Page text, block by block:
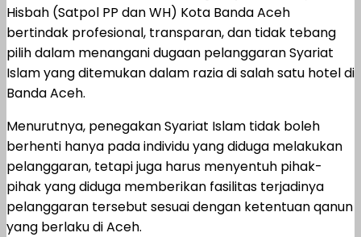
Hisbah (Satpol PP dan WH) Kota Banda Aceh
bertindak profesional, transparan, dan tidak tebang
pilih dalam menangani dugaan pelanggaran Syariat
Islam yang ditemukan dalam razia di salah satu hotel di
Banda Aceh.
Menurutnya, penegakan Syariat Islam tidak boleh
berhenti hanya pada individu yang diduga melakukan
pelanggaran, tetapi juga harus menyentuh pihak-
pihak yang diduga memberikan fasilitas terjadinya
pelanggaran tersebut sesuai dengan ketentuan qanun
yang berlaku di Aceh.